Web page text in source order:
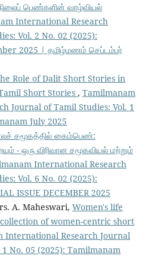
நிலைப் பெண்களின் வாழ்வியல்
International Research
Vol. 2 No. 02 (2025):
2025 | தமிழ்மணம் செப்டம்பர்
Role of Dalit Short Stories in
Short Stories , Tamilmanam
Journal of Tamil Studies: Vol. 1
July 2025
சமூகத்தில் கைம்பெண்:
- ஒரு விரிவான சமூகவியல் மற்றும்
International Research
Vol. 6 No. 02 (2025):
ISSUE DECEMBER 2025
A. Maheswari, Women's life
of women-centric short
International Research Journal
No. 05 (2025): Tamilmanam